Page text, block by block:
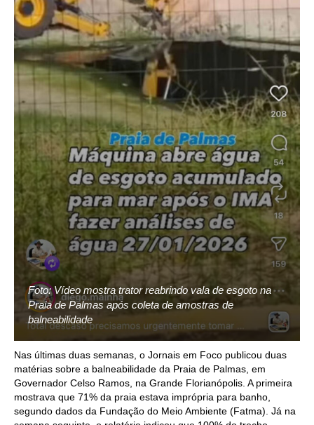
Foto: Vídeo mostra trator reabrindo vala de esgoto na
Praia de Palmas após coleta de amostras de
balneabilidade
Nas últimas duas semanas, o Jornais em Foco publicou duas
matérias sobre a balneabilidade da Praia de Palmas, em
Governador Celso Ramos, na Grande Florianópolis. A primeira
mostrava que 71% da praia estava imprópria para banho,
segundo dados da Fundação do Meio Ambiente (Fatma). Já na